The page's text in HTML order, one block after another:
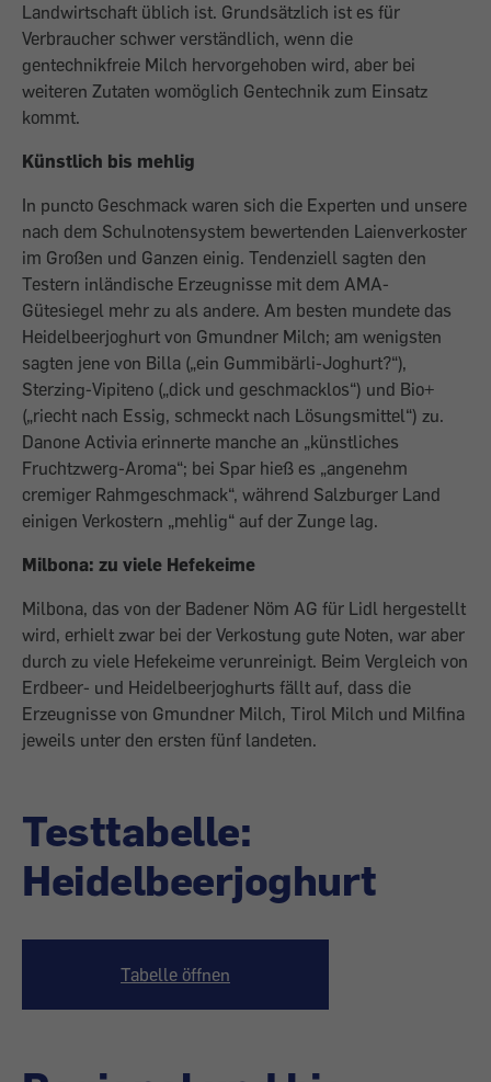
Landwirtschaft üblich ist. Grundsätzlich ist es für
Verbraucher schwer verständlich, wenn die
gentechnikfreie Milch hervorgehoben wird, aber bei
weiteren Zu­taten womöglich Gentechnik zum Einsatz
kommt.
Künstlich bis mehlig
In puncto Geschmack waren sich die Experten und unsere
nach dem Schulnotensystem bewertenden Laienverkoster
im Großen und Ganzen einig. Tendenziell sagten den
Testern inländische Erzeugnisse mit dem AMA-
Gütesiegel mehr zu als andere. Am besten mundete das
Heidelbeerjoghurt von Gmundner Milch; am wenigsten
sagten jene von Billa („ein Gummi­bärli-Joghurt?“),
Sterzing-Vipiteno („dick und geschmacklos“) und Bio+
(„riecht nach Essig, schmeckt nach Lösungsmittel“) zu.
Danone Activia erinnerte manche an „künstliches
Fruchtzwerg-Aroma“; bei Spar hieß es „angenehm
cremiger Rahmgeschmack“, während Salzburger Land
einigen Verkostern „mehlig“ auf der Zunge lag.
Milbona: zu viele Hefekeime
Milbona, das von der Badener Nöm AG für Lidl hergestellt
wird, erhielt zwar bei der Verkostung gute Noten, war aber
durch zu viele Hefekeime verunreinigt. Beim Vergleich von
Erdbeer- und Heidelbeerjoghurts fällt auf, dass die
Erzeug­nisse von Gmundner Milch, Tirol Milch und Milfina
jeweils unter den ersten fünf landeten.
Testtabelle:
Heidelbeerjoghurt
Tabelle öffnen